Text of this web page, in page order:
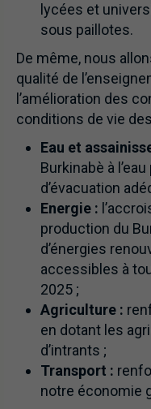
lycées et
sous paillotes.
De même, nous
qualité de
l’amélioration des
conditions de vie
Eau et
Burkinabè à
d’évacuation
Energie :
production du
d’énergies
accessibles à
2025 ;
Agriculture :
en dotant les
d’intrants ;
Transport :
notre économie